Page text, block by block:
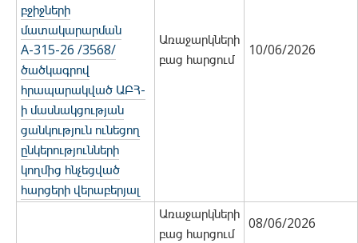
բջիջների
մատակարարման
А-315-26 /3568/
ծածկագրով
հրապարակված ԱԲՀ-
ի մասնակցության
ցանկություն ունեցող
ընկերությունների
կողմից հնչեցված
հարցերի վերաբերյալ
Առաջարկների
բաց հարցում
10/06/2026
Առաջարկների
բաց հարցում
08/06/2026